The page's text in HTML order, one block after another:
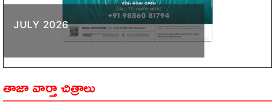
JULY 2026
తాజా వార్తా చిత్రాలు